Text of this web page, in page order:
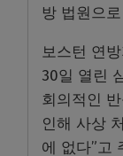
방 법원으
보스턴 연
30일 열린
회의적인
인해 사상
에 없다”고